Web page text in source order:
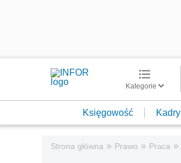
Kategorie
Księgowość Kadry
Strona główna » Prawo » Praca »